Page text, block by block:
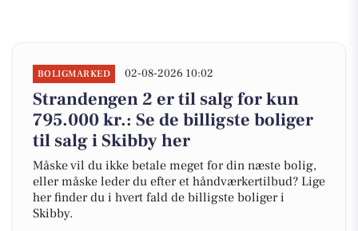
BOLIGMARKED 02-08-2026 10:02
Strandengen 2 er til salg for kun
795.000 kr.: Se de billigste boliger
til salg i Skibby her
Måske vil du ikke betale meget for din næste bolig,
eller måske leder du efter et håndværkertilbud? Lige
her finder du i hvert fald de billigste boliger i
Skibby.